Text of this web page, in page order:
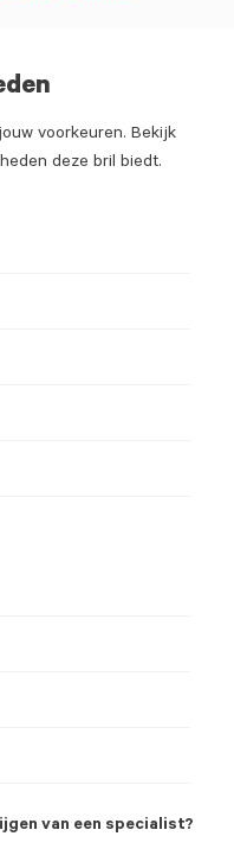
voorkeuren. Bekijk
deze bril biedt.
van een specialist?